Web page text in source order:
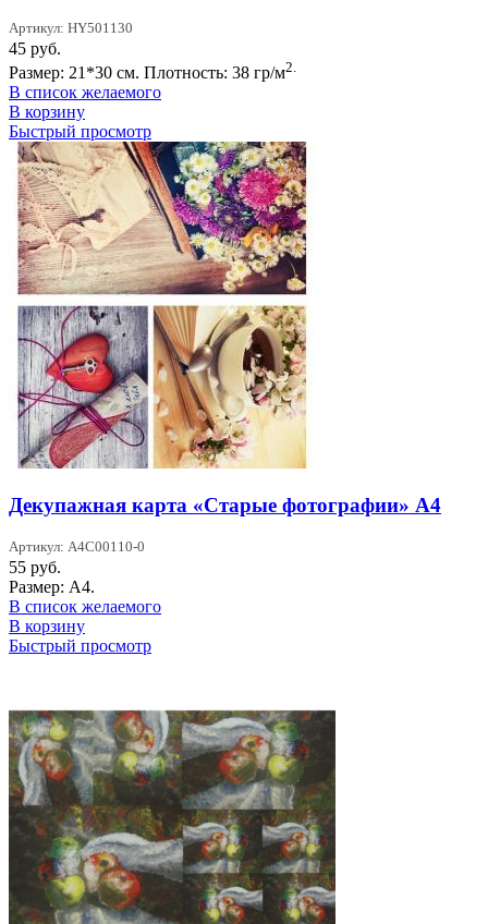
Артикул: HY501130
45 руб.
Размер: 21*30 см. Плотность: 38 гр/м2.
В список желаемого
В корзину
Быстрый просмотр
Декупажная карта «Старые фотографии» А4
Артикул: A4C00110-0
55 руб.
Размер: А4.
В список желаемого
В корзину
Быстрый просмотр